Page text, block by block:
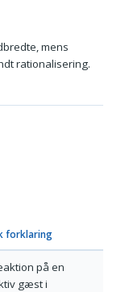
mens
rationalisering.
forklaring
på en
gæst i